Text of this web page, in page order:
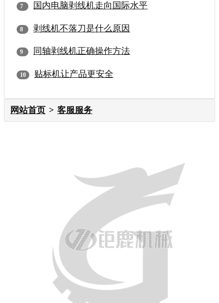
国内电脑剥线机走向国际水平
剥线机不落刀是什么原因
同轴剥线机正确操作方法
贴标机让产品更安全
网站首页 客服服务